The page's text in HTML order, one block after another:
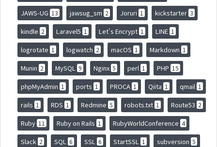
JAWS-UG 13 jawsug_sm 2 Joruri 1 kickstarter 3
kindle 2 Laravel5 1 Let's Encrypt 1 LINE 1
logrotate 1 logwatch 2 macOS 1 Markdown 1
Munin 2 MySQL 9 Nginx 5 perl 1 PHP 15
phpMyAdmin 1 ports 1 PROCA 1 Qiita 1 qmail 1
rails 1 RDS 1 Redmine 5 robots.txt 1 Route53 2
Ruby 11 Ruby on Rails 1 RubyWorldConference 4
Slack 2 SQL 6 SSL 6 StartSSL 1 subversion 5